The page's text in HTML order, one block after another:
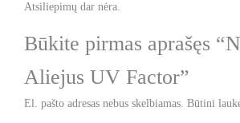
Atsiliepimų dar nėra.
Būkite pirmas aprašęs
Aliejus UV Factor”
El. pašto adresas nebus skelbiamas. Būtini